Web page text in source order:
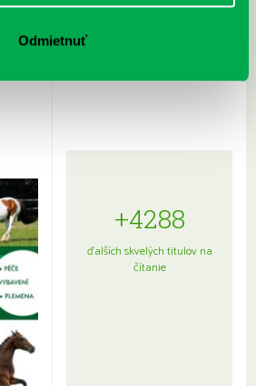
OdmietnuťHardy, Paula: Japonsko na tanieri:
+4288
ďalších skvelých titulov na
čítanie